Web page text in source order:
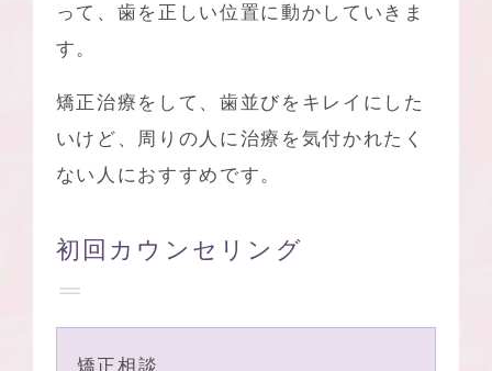
って、歯を正しい位置に動かしていきま
す。
矯正治療をして、歯並びをキレイにした
いけど、周りの人に治療を気付かれたく
ない人におすすめです。
初回カウンセリング
矯正相談